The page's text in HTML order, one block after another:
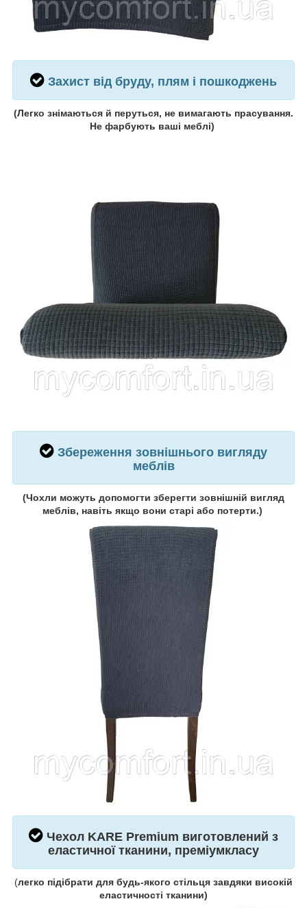
Захист від бруду, плям і пошкоджень
(Легко знімаються й перуться, не вимагають прасування.
Не фарбують ваші меблі)
Збереження зовнішнього вигляду
меблів
(Чохли можуть допомогти зберегти зовнішній вигляд
меблів, навіть якщо вони старі або потерти.)
Чехол KARE Premium виготовлений з
еластичної тканини, преміумкласу
(легко підібрати для будь-якого стільця завдяки високій
еластичності тканини)